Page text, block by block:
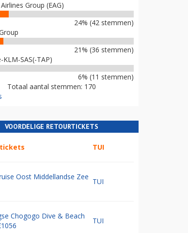
Group (EAG)
24% (42 stemmen)
21% (36 stemmen)
KLM-SAS(-TAP)
6% (11 stemmen)
Totaal aantal stemmen: 170
VOORDELIGE RETOURTICKETS
TUI
Oost Middellandse Zee
TUI
Chogogo Dive & Beach
TUI